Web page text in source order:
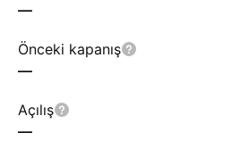
—
Önceki kapanış
—
Açılış
—